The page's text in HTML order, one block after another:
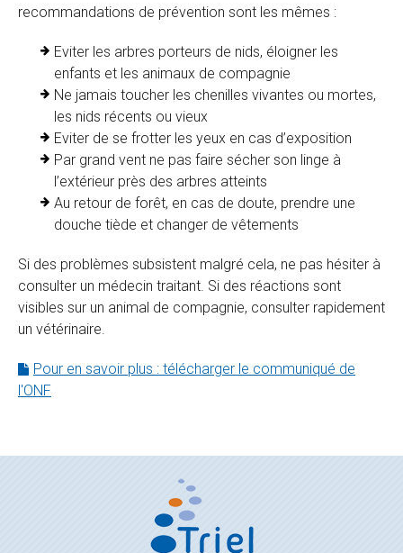
recommandations de prévention sont les mêmes :
Eviter les arbres porteurs de nids, éloigner les
enfants et les animaux de compagnie
Ne jamais toucher les chenilles vivantes ou mortes,
les nids récents ou vieux
Eviter de se frotter les yeux en cas d’exposition
Par grand vent ne pas faire sécher son linge à
l’extérieur près des arbres atteints
Au retour de forêt, en cas de doute, prendre une
douche tiède et changer de vêtements
Si des problèmes subsistent malgré cela, ne pas hésiter à
consulter un médecin traitant. Si des réactions sont
visibles sur un animal de compagnie, consulter rapidement
un vétérinaire.
Pour en savoir plus : télécharger le communiqué de
l'ONF